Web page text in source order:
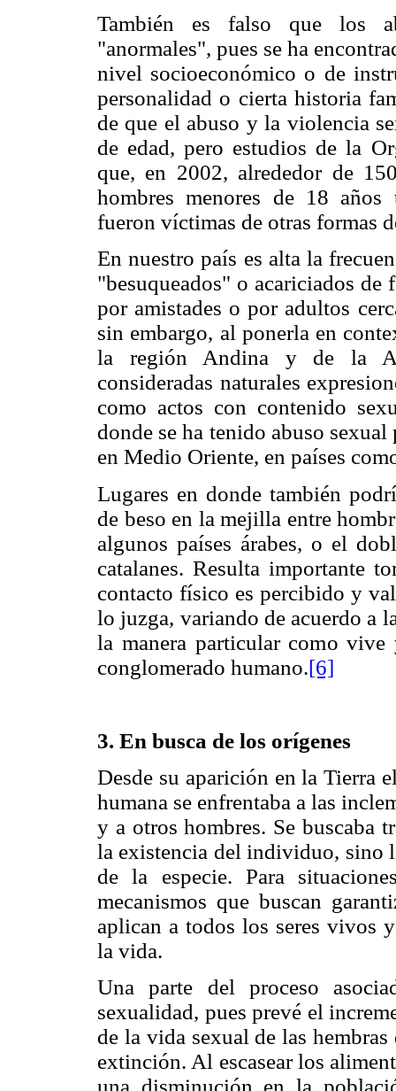
También es falso que los
"anormales", pues se ha
nivel socioeconómico o de
personalidad o cierta historia
de que el abuso y la violencia
de edad, pero estudios de la
que, en 2002, alrededor de
hombres menores de 18 años
fueron víctimas de otras formas
En nuestro país es alta la
"besuqueados" o acariciados de
por amistades o por adultos
sin embargo, al ponerla en
la región Andina y de la
consideradas naturales
como actos con contenido
donde se ha tenido abuso
en Medio Oriente, en países
Lugares en donde también
de beso en la mejilla entre
algunos países árabes, o el
catalanes. Resulta importante
contacto físico es percibido y
lo juzga, variando de acuerdo a
la manera particular como
conglomerado humano.[6]
3. En busca de los orígenes
Desde su aparición en la Tierra
humana se enfrentaba a las
y a otros hombres. Se buscaba
la existencia del individuo, sino
de la especie. Para
mecanismos que buscan
aplican a todos los seres vivos
la vida.
Una parte del proceso
sexualidad, pues prevé el
de la vida sexual de las
extinción. Al escasear los